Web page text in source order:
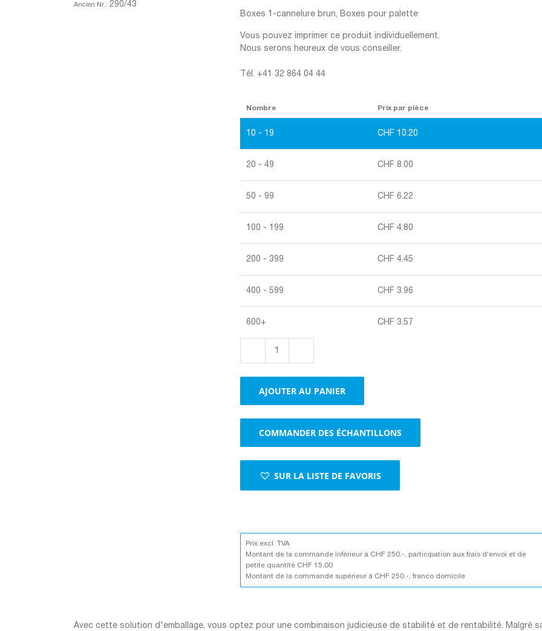
Ancien Nr.: 290/43
Boxes 1-cannelure brun, Boxes pour palette
Vous pouvez imprimer ce produit individuellement.
Nous serons heureux de vous conseiller.
Tél. +41 32 864 04 44
Nombre Prix par pièce
10 - 19 CHF 10.20
20 - 49 CHF 8.00
50 - 99 CHF 6.22
100 - 199 CHF 4.80
200 - 399 CHF 4.45
400 - 599 CHF 3.96
600+ CHF 3.57
pour
palette
brun
AJOUTER AU PANIER
COMMANDER DES ÉCHANTILLONS
SUR LA LISTE DE FAVORIS
Prix excl. TVA
Montant de la commande inférieur à CHF 250.-, participation aux frais d'envoi et de
petite quantité CHF 15.00
Montant de la commande supérieur à CHF 250.-, franco domicile
Avec cette solution d'emballage, vous optez pour une combinaison judicieuse de stabilité et de rentabilité. Malgré